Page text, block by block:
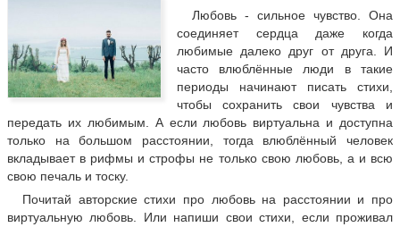
Любовь - сильное чувство. Она
соединяет сердца даже когда
любимые далеко друг от друга. И
часто влюблённые люди в такие
периоды начинают писать стихи,
чтобы сохранить свои чувства и
передать их любимым. А если любовь виртуальна и доступна
только на большом расстоянии, тогда влюблённый человек
вкладывает в рифмы и строфы не только свою любовь, а и всю
свою печаль и тоску.
Почитай авторские стихи про любовь на расстоянии и про
виртуальную любовь. Или напиши свои стихи, если проживал